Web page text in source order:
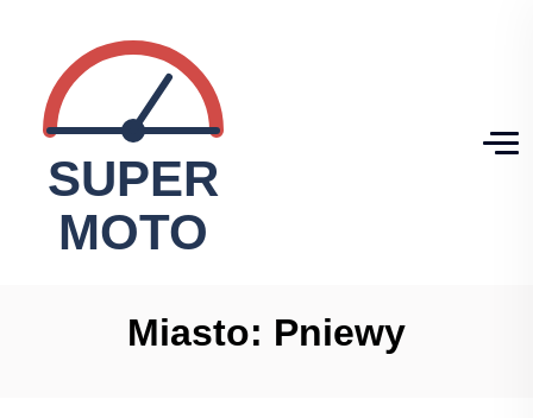
Miasto: Pniewy